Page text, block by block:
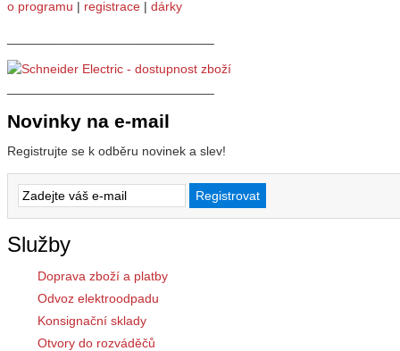
o programu | registrace | dárky
Novinky na e-mail
Registrujte se k odběru novinek a slev!
Služby
Doprava zboží a platby
Odvoz elektroodpadu
Konsignační sklady
Otvory do rozváděčů